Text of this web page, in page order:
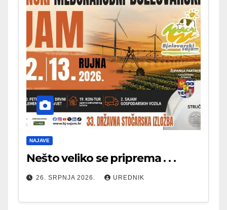
NAJAVE
Nešto veliko se priprema . . .
26. SRPNJA 2026. UREDNIK